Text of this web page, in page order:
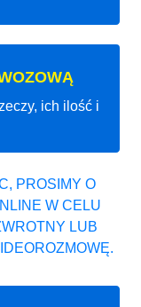
ich ilość i
PROSIMY O
W CELU
LUB